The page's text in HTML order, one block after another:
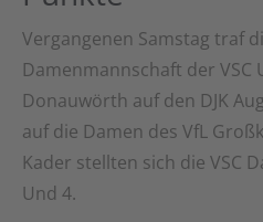
Vergangenen Samstag traf
Damenmannschaft der VSC
Donauwörth auf den DJK
auf die Damen des VfL
Kader stellten sich die VSC
Und 4.